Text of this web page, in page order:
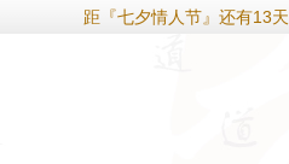
距『七夕情人节』还有13天